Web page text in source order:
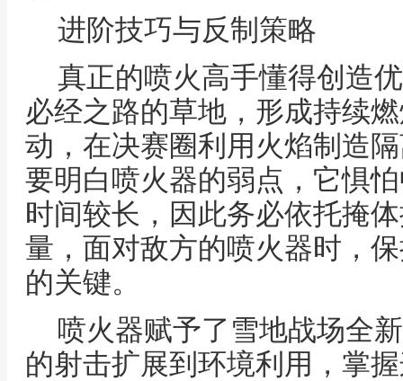
进阶技巧与反制策略
真正的喷火高手懂得创造
必经之路的草地，形成持续
动，在决赛圈利用火焰制造
要明白喷火器的弱点，它惧
时间较长，因此务必依托掩
量，面对敌方的喷火器时，
的关键。
喷火器赋予了雪地战场全
的射击扩展到环境利用，掌